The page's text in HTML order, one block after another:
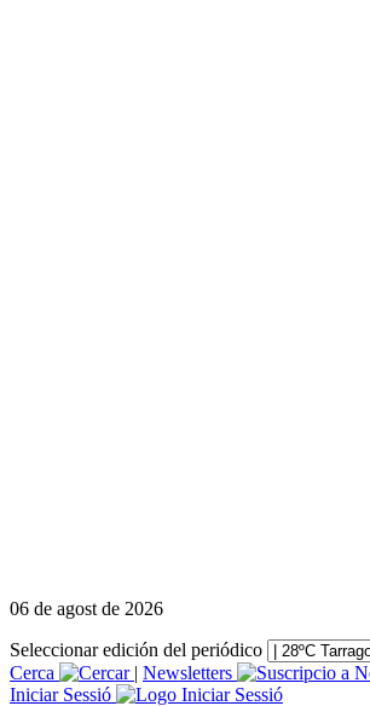
06 de agost de 2026
Seleccionar edición del periódico
Cerca
| Newsletters
Iniciar Sessió